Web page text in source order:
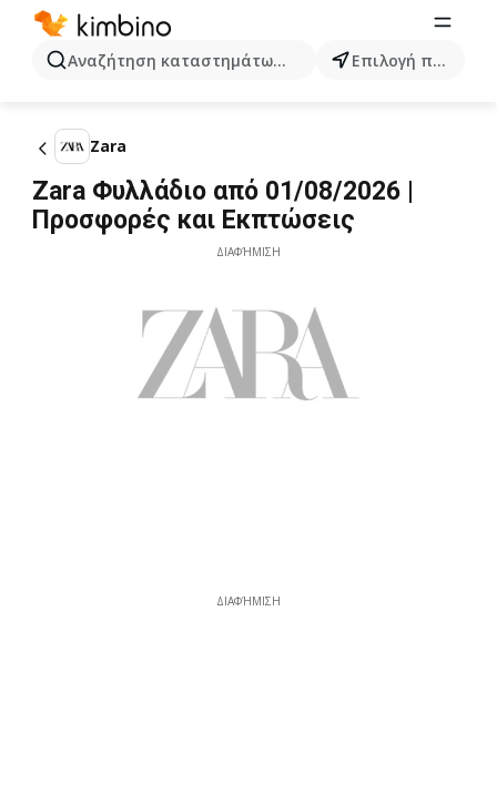
Αναζήτηση καταστημάτων, κατηγοριών, προϊόντων...
Επιλογή πόλης
Zara
Zara Φυλλάδιο από 01/08/2026 |
Προσφορές και Εκπτώσεις
ΔΙΑΦΉΜΙΣΗ
ΔΙΑΦΉΜΙΣΗ